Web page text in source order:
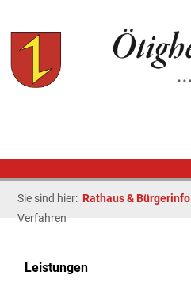
Sie sind hier: Rathaus & Bürgerinfo
Verfahren
Leistungen